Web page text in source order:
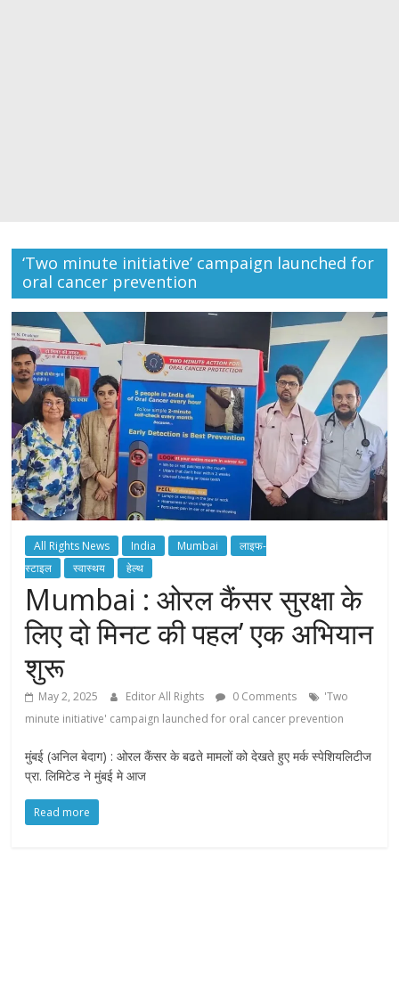
‘Two minute initiative’ campaign launched for
oral cancer prevention
All Rights News India Mumbai
लाइफ-
स्टाइल
स्वास्थय हेल्थ
Mumbai : ओरल कैंसर सुरक्षा के
लिए दो मिनट की पहल’ एक अभियान
शुरू
May 2, 2025 Editor All Rights 0 Comments
'Two
minute initiative' campaign launched for oral cancer prevention
मुंबई (अनिल बेदाग) : ओरल कैंसर के बढते मामलों को देखते हुए मर्क स्पेशियलिटीज
प्रा. लिमिटेड ने मुंबई मे आज
Read more